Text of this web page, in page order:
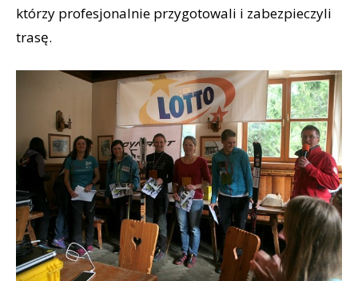
którzy profesjonalnie przygotowali i zabezpieczyli
trasę.